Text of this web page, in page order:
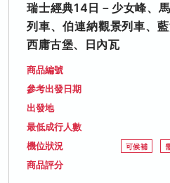
瑞士經典14日－少女峰、
列車、伯連納觀景列車、
西庸古堡、日內瓦
商品編號
參考出發日期
出發地
最低成行人數
機位狀況 可候補
商品評分